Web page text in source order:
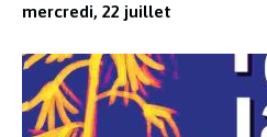
mercredi, 22 juillet